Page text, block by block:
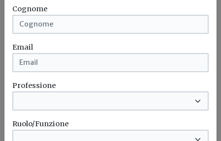
L'obiettivo crescita sostenibile è raggiungibile
attraverso l'utilizzo dell'idrogeno verde. Ma al
momento...Leggi
Bonus elettrodomestici green,
spunta il nuovo contributo per
rendere la casa più efficiente
Cognome
Email
Professione
Ruolo/Funzione